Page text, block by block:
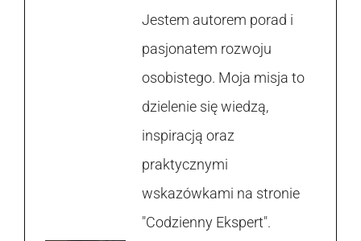
Jestem autorem porad i
pasjonatem rozwoju
osobistego. Moja misja to
dzielenie się wiedzą,
inspiracją oraz
praktycznymi
wskazówkami na stronie
"Codzienny Ekspert".